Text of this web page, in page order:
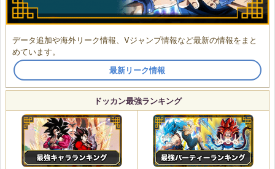
データ追加や海外リーク情報、Vジャンプ情報など最新の情報をまと
めています。
最新リーク情報
ドッカン最強ランキング